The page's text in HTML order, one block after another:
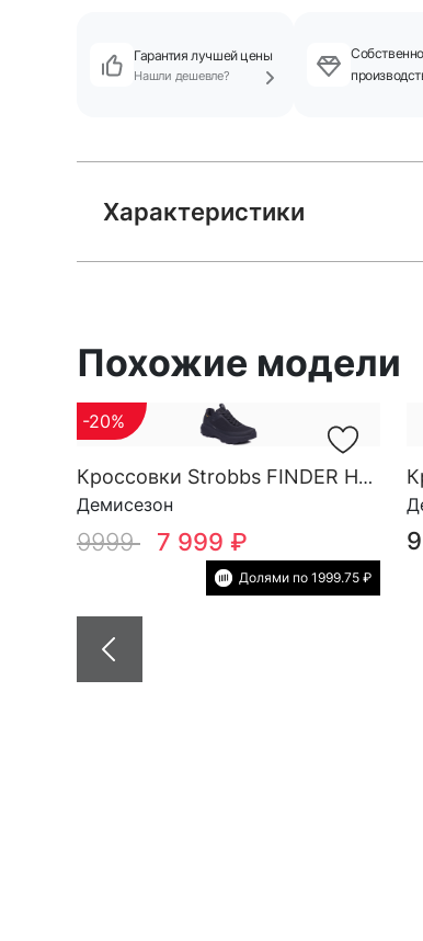
Гарантия лучшей цены
Нашли дешевле?
Характеристики
Похожие модели
Кроссовки Strobbs FINDER HG M 3788-2
Демисезон
-20%
9999 7 999 ₽
Долями по 1999.75 ₽